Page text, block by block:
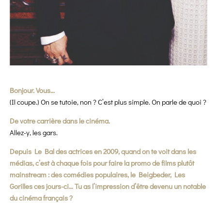
Bonjour. Vous…
(Il coupe.) On se tutoie, non ? C’est plus simple. On parle de quoi ?
De votre carrière dans le cinéma.
Allez-y, les gars.
Depuis Le Bal des actrices en 2009, quand on te voit dans les
médias, c’est à chaque fois pour faire la promo de films plutôt
mainstream : des comédies populaires, le Beigbeder, Les
Gorilles ces jours-ci… Tu as l’impression d’être devenu un notable
du cinéma français ?